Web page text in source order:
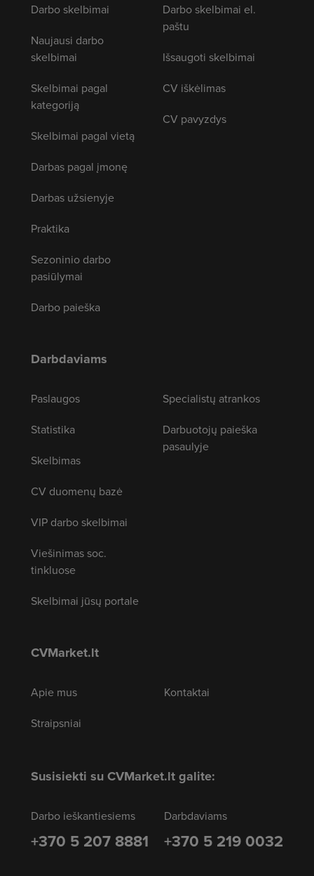
Darbo skelbimai
Naujausi darbo
skelbimai
Skelbimai pagal
kategoriją
Skelbimai pagal vietą
Darbas pagal įmonę
Darbas užsienyje
Praktika
Sezoninio darbo
pasiūlymai
Darbo paieška
Darbo skelbimai el.
paštu
Išsaugoti skelbimai
CV iškėlimas
CV pavyzdys
Darbdaviams
Paslaugos
Statistika
Skelbimas
CV duomenų bazė
VIP darbo skelbimai
Viešinimas soc.
tinkluose
Skelbimai jūsų portale
Specialistų atrankos
Darbuotojų paieška
pasaulyje
CVMarket.lt
Apie mus
Straipsniai
Kontaktai
Susisiekti su CVMarket.lt galite:
Darbo ieškantiesiems
+370 5 207 8881
Darbdaviams
+370 5 219 0032